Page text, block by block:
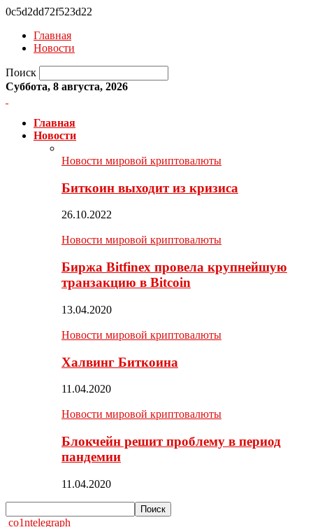
0c5d2dd72f523d22
Главная
Новости
Поиск
Суббота, 8 августа, 2026
Главная
Новости
Новости мировой криптовалюты
Биткоин выходит из кризиса
26.10.2022
Новости мировой криптовалюты
Биржа Bitfinex провела крупнейшую
транзакцию в Bitcoin
13.04.2020
Новости мировой криптовалюты
Халвинг Биткоина
11.04.2020
Новости мировой криптовалюты
Блокчейн решит проблему в период
пандемии
11.04.2020
co1ntelegraph